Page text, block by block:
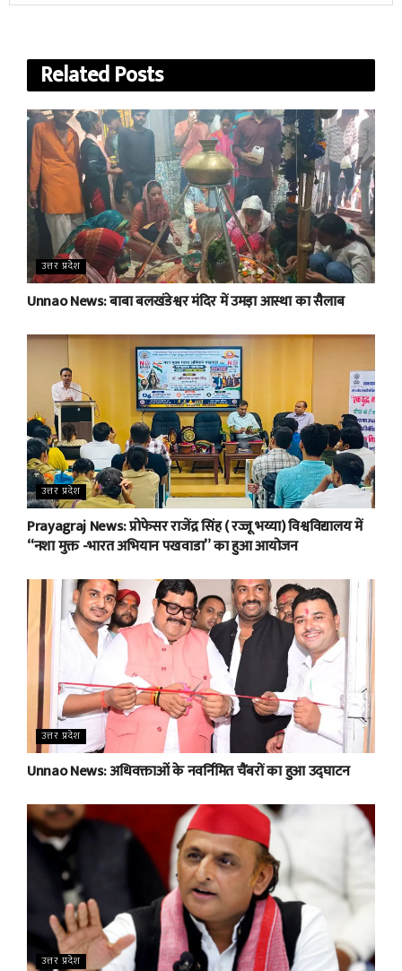
RelatedPosts
उत्तर प्रदेश
Unnao News: बाबा बलखंडेश्वर मंदिर में उमड़ा आस्था का सैलाब
उत्तर प्रदेश
Prayagraj News: प्रोफेसर राजेंद्र सिंह ( रज्जू भय्या) विश्वविद्यालय में
“नशा मुक्त -भारत अभियान पखवाडा” का हुआ आयोजन
उत्तर प्रदेश
Unnao News: अधिवक्ताओं के नवर्निमित चैंबरों का हुआ उद्घाटन
उत्तर प्रदेश